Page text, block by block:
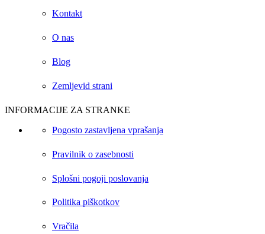
Kontakt
O nas
Blog
Zemljevid strani
INFORMACIJE ZA STRANKE
Pogosto zastavljena vprašanja
Pravilnik o zasebnosti
Splošni pogoji poslovanja
Politika piškotkov
Vračila